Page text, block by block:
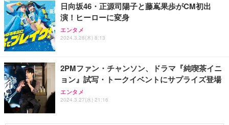
日向坂46・正源司陽子と藤嶌果歩がCM初出
演！ヒーローに変身
エンタメ
2024.3.28(木) 8:13
2PMファン・チャンソン、ドラマ『純喫茶イニ
ョン』試写・トークイベントにサプライズ登場
エンタメ
2024.3.27(水) 21:16